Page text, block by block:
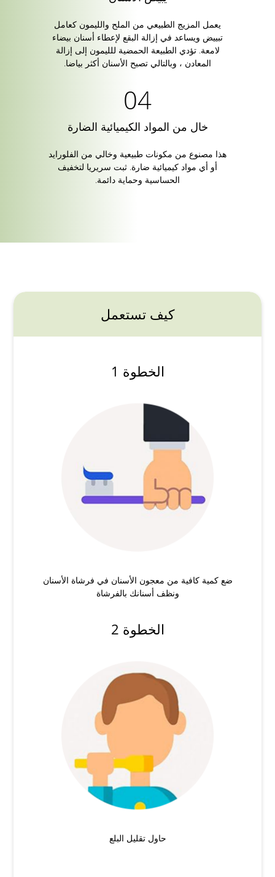
يعمل المزيج الطبيعي من الملح والليمون كعامل
تبييض ويساعد في إزالة البقع لإعطاء أسنان بيضاء
لامعة. تؤدي الطبيعة الحمضية للليمون إلى إزالة
المعادن ، وبالتالي تصبح الأسنان أكثر بياضا.
خال من المواد الكيميائية الضارة
هذا مصنوع من مكونات طبيعية وخالي من الفلورايد
أو أي مواد كيميائية ضارة. ثبت سريريا لتخفيف
الحساسية وحماية دائمة.
كيف تستعمل
الخطوة 1
ضع كمية كافية من معجون الأسنان في فرشاة الأسنان
ونظف أسنانك بالفرشاة
الخطوة 2
حاول تقليل البلع